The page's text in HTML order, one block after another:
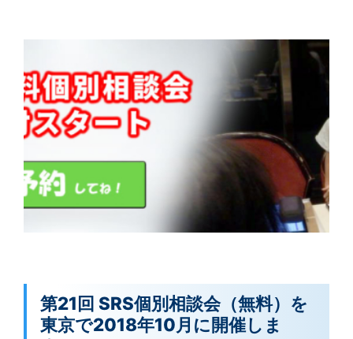
第21回 SRS個別相談会（無料）を
東京で2018年10月に開催しま